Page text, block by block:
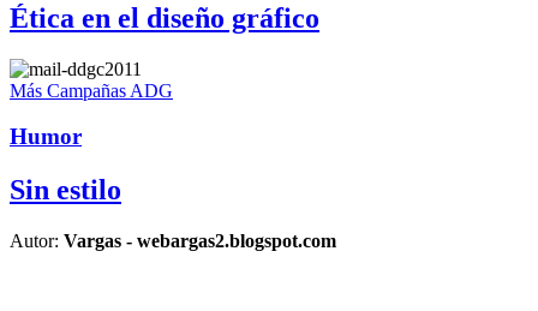
Ética en el diseño gráfico
Más Campañas ADG
Humor
Sin estilo
Autor: Vargas - webargas2.blogspot.com